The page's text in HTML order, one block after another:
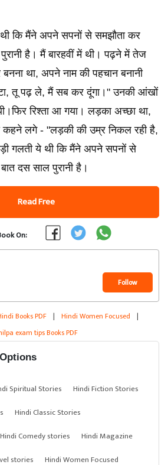
कि मैंने अपने सपनों से समझौता कर
है। मैं बारहवीं में थी। पढ़ने में तेज
था, अपने नाम की पहचान बनानी
तू पढ़ ले, मैं सब कर दूंगा।" उनकी आंखों
रिश्ता आ गया। लड़का अच्छा था,
कहने लगे - "लड़की की उम्र निकल रही है,
गलती ये थी कि मैंने अपने सपनों से
दस साल पुरानी है।
Read Free
On:
Follow
Books PDF | Hindi Women Focused |
exam tips Books PDF
Spiritual Stories
Hindi Fiction Stories
Hindi Classic Stories
Hindi Comedy stories
Hindi Magazine
stories Hindi Women Focused